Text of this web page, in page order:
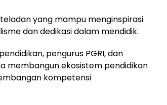
yang mampu menginspirasi
dan dedikasi dalam mendidik.
pengurus PGRI, dan
membangun ekosistem pendidikan
kompetensi